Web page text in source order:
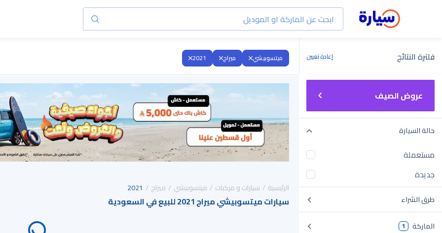
فلترة النتائج إعادة تعيين
عروض الصيف
حالة السيارة
مستعملة
جديدة
طرق الشراء
الماركة 1
ميتسوبيشي ميراج 2021
الرئيسية سيارات و مركبات ميتسوبيشي ميراج 2021
سيارات ميتسوبيشي ميراج 2021 للبيع في السعودية